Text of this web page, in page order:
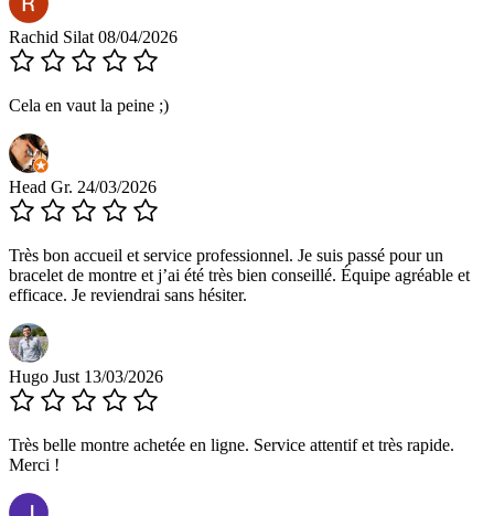
Rachid Silat 08/04/2026
Cela en vaut la peine ;)
Head Gr. 24/03/2026
Très bon accueil et service professionnel. Je suis passé pour un
bracelet de montre et j’ai été très bien conseillé. Équipe agréable et
efficace. Je reviendrai sans hésiter.
Hugo Just 13/03/2026
Très belle montre achetée en ligne. Service attentif et très rapide.
Merci !